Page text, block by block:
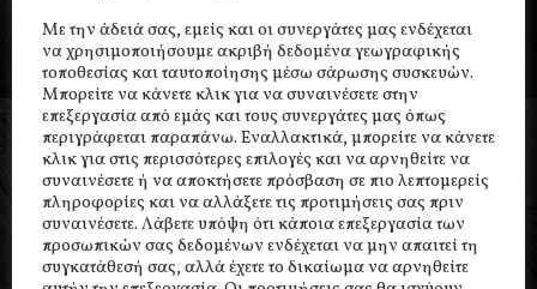
Με την άδειά σας, εμείς και οι συνεργάτες μας ενδέχεται
να χρησιμοποιήσουμε ακριβή δεδομένα γεωγραφικής
τοποθεσίας και ταυτοποίησης μέσω σάρωσης συσκευών.
Μπορείτε να κάνετε κλικ για να συναινέσετε στην
επεξεργασία από εμάς και τους συνεργάτες μας όπως
περιγράφεται παραπάνω. Εναλλακτικά, μπορείτε να κάνετε
κλικ για στις περισσότερες επιλογές και να αρνηθείτε να
συναινέσετε ή να αποκτήσετε πρόσβαση σε πιο λεπτομερείς
πληροφορίες και να αλλάξετε τις προτιμήσεις σας πριν
συναινέσετε. Λάβετε υπόψη ότι κάποια επεξεργασία των
προσωπικών σας δεδομένων ενδέχεται να μην απαιτεί τη
συγκατάθεσή σας, αλλά έχετε το δικαίωμα να αρνηθείτε